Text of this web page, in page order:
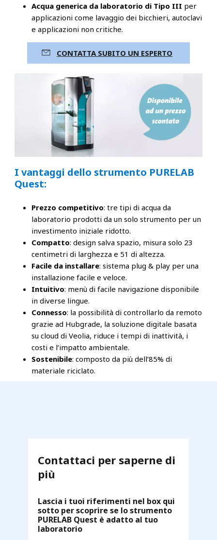
Acqua generica da laboratorio di Tipo III per
applicazioni come lavaggio dei bicchieri, autoclavi
e applicazioni non critiche.
CONTATTA SUBITO UN ESPERTO
I vantaggi dello strumento PURELAB
Quest:
Prezzo competitivo: tre tipi di acqua da
laboratorio prodotti da un solo strumento per un
investimento iniziale ridotto.
Compatto: design salva spazio, misura solo 23
centimetri di larghezza e 51 di altezza.
Facile da installare: sistema plug & play per una
installazione facile e veloce.
Intuitivo: menù di facile navigazione disponibile
in diverse lingue.
Connesso: la possibilità di controllarlo da remoto
grazie ad Hubgrade, la soluzione digitale basata
su cloud di Veolia, riduce i tempi di inattività, i
costi e l’impatto ambientale.
Sostenibile: composto da più dell’85% di
materiale riciclato.
Contattaci per saperne di
più
Lascia i tuoi riferimenti nel box qui
sotto per scoprire se lo strumento
PURELAB Quest è adatto al tuo
laboratorio